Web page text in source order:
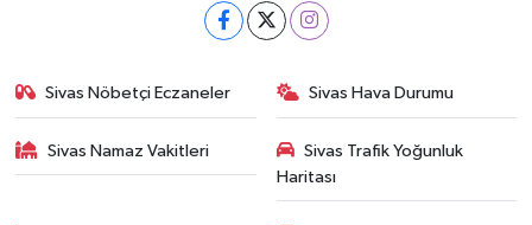
Sivas Nöbetçi Eczaneler Sivas Hava Durumu
Sivas Namaz Vakitleri
Sivas Trafik Yoğunluk
Haritası